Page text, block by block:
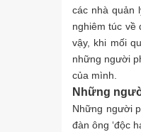
các nhà quản
nghiêm túc về
vậy, khi mối
những người
của mình.
Những
Những người
đàn ông ‘độc